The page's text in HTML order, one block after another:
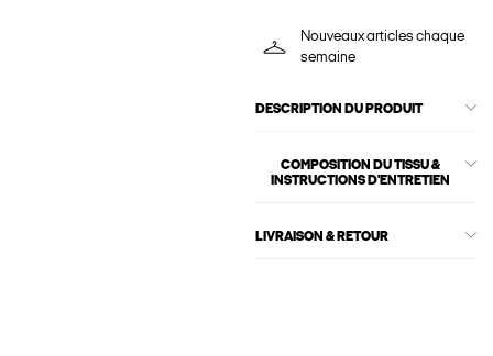
Nouveaux articles chaque
semaine
DESCRIPTION DU PRODUIT
COMPOSITION DU TISSU &
INSTRUCTIONS D'ENTRETIEN
LIVRAISON & RETOUR